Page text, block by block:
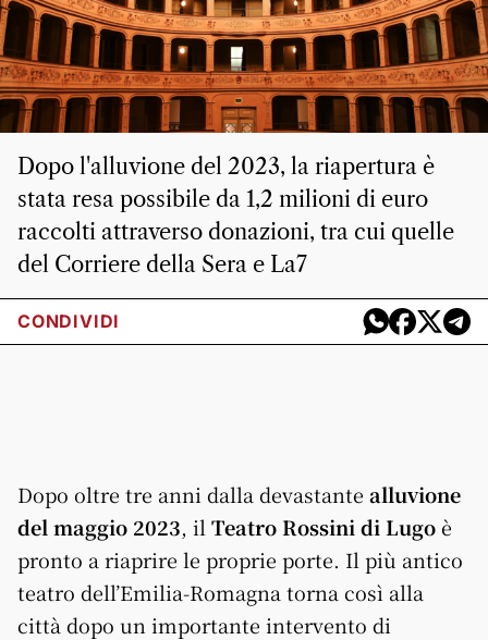
Dopo l'alluvione del 2023, la riapertura è
stata resa possibile da 1,2 milioni di euro
raccolti attraverso donazioni, tra cui quelle
del Corriere della Sera e La7
CONDIVIDI
Dopo oltre tre anni dalla devastante alluvione
del maggio 2023, il Teatro Rossini di Lugoè
pronto a riaprire le proprie porte. Il più antico
teatro dell’Emilia-Romagna torna così alla
città dopo un importante intervento di